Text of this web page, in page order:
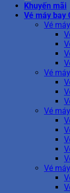
Khuyến mãi
Vé máy bay
Vé
Vé
Vé
Vé